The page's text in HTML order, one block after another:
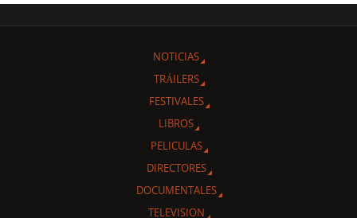
NOTICIAS
TRÁILERS
FESTIVALES
LIBROS
PELICULAS
DIRECTORES
DOCUMENTALES
TELEVISION